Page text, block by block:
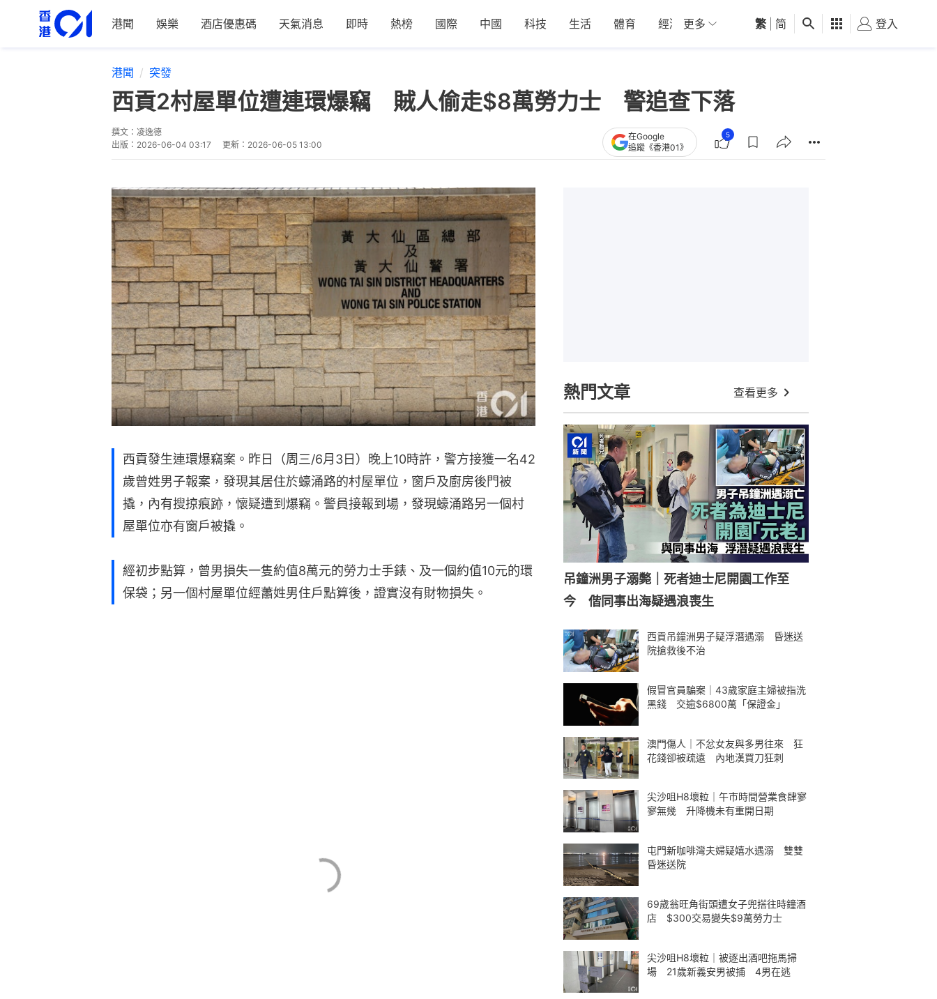
港聞 娛樂 酒店優惠碼 天氣消息 即時 熱榜 國際 中國 科技 生活 體育 經濟 01深圳 觀點 健康 好食玩飛
更多 繁 简 登入
港聞 突發
西貢2村屋單位遭連環爆竊 賊人偷走$8萬勞力士 警追查下落
撰文： 凌逸德
出版： 2026-06-04 03:17 更新： 2026-06-05 13:00
在Google
追蹤《香港01》
5
西貢發生連環爆竊案。昨日（周三/6月3日）晚上10時許，警方接獲一名42
歲曾姓男子報案，發現其居住於蠔涌路的村屋單位，窗戶及廚房後門被
撬，內有搜掠痕跡，懷疑遭到爆竊。警員接報到場，發現蠔涌路另一個村
屋單位亦有窗戶被撬。
經初步點算，曾男損失一隻約值8萬元的勞力士手錶、及一個約值10元的環
保袋；另一個村屋單位經蕭姓男住戶點算後，證實沒有財物損失。
熱門文章 查看更多
吊鐘洲男子溺斃｜死者迪士尼開園工作至
今 偕同事出海疑遇浪喪生
西貢吊鐘洲男子疑浮潛遇溺 昏迷送
院搶救後不治
假冒官員騙案｜43歲家庭主婦被指洗
黑錢 交逾$6800萬「保證金」
澳門傷人｜不忿女友與多男往來 狂
花錢卻被疏遠 內地漢買刀狂刺
尖沙咀H8壞𨋢｜午市時間營業食肆寥
寥無幾 升降機未有重開日期
屯門新咖啡灣夫婦疑嬉水遇溺 雙雙
昏迷送院
69歲翁旺角街頭遭女子兜搭往時鐘酒
店 $300交易變失$9萬勞力士
尖沙咀H8壞𨋢｜被逐出酒吧拖馬掃
場 21歲新義安男被捕 4男在逃